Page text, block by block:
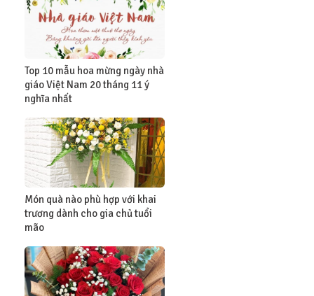
Top 10 mẫu hoa mừng ngày nhà
giáo Việt Nam 20 tháng 11 ý
nghĩa nhất
Món quà nào phù hợp với khai
trương dành cho gia chủ tuổi
mão